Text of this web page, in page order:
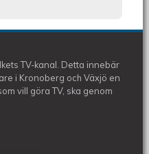
TV-kanal. Detta innebär
i Kronoberg och Växjö en
vill göra TV, ska genom